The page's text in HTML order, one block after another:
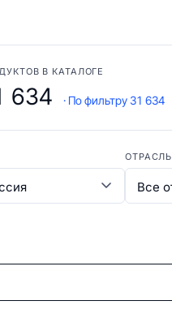
В КАТАЛОГЕ
634 · По фильтру 31 634
ОТРАСЛЬ